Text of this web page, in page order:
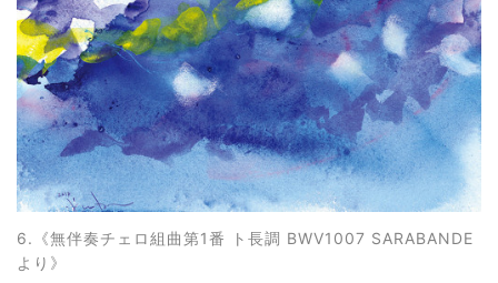
6.《無伴奏チェロ組曲第1番 ト長調 BWV1007 SARABANDE
より 》